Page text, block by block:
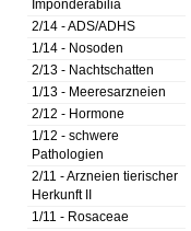
Imponderabilia
2/14 - ADS/ADHS
1/14 - Nosoden
2/13 - Nachtschatten
1/13 - Meeresarzneien
2/12 - Hormone
1/12 - schwere
Pathologien
2/11 - Arzneien tierischer
Herkunft II
1/11 - Rosaceae